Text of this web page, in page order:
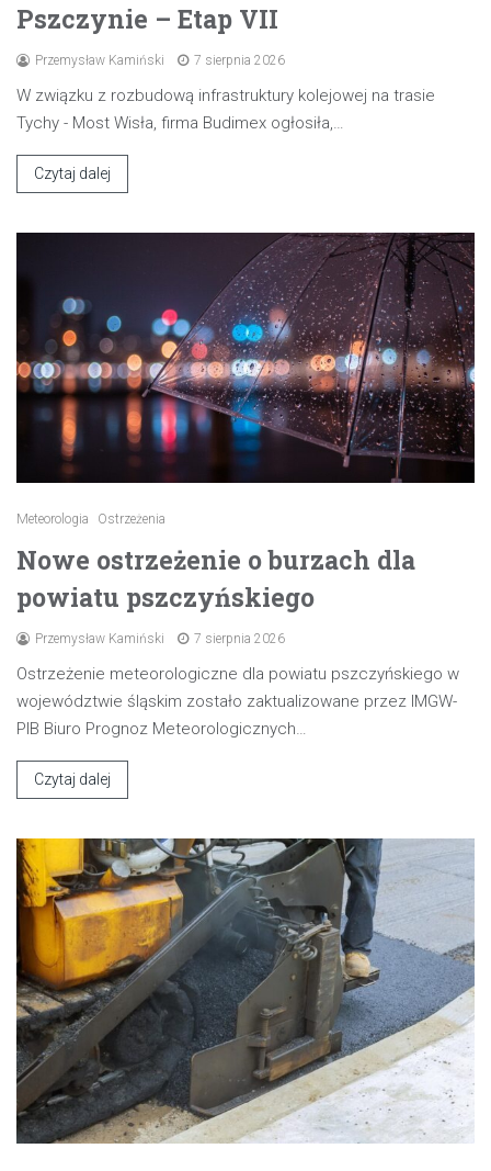
Pszczynie – Etap VII
Przemysław Kamiński 7 sierpnia 2026
W związku z rozbudową infrastruktury kolejowej na trasie
Tychy - Most Wisła, firma Budimex ogłosiła,…
Czytaj dalej
Meteorologia Ostrzeżenia
Nowe ostrzeżenie o burzach dla
powiatu pszczyńskiego
Przemysław Kamiński 7 sierpnia 2026
Ostrzeżenie meteorologiczne dla powiatu pszczyńskiego w
województwie śląskim zostało zaktualizowane przez IMGW-
PIB Biuro Prognoz Meteorologicznych…
Czytaj dalej